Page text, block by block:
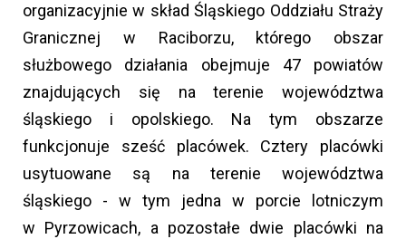
organizacyjnie w skład Śląskiego Oddziału Straży
Granicznej w Raciborzu, którego obszar
służbowego działania obejmuje 47 powiatów
znajdujących się na terenie województwa
śląskiego i opolskiego. Na tym obszarze
funkcjonuje sześć placówek. Cztery placówki
usytuowane są na terenie województwa
śląskiego - w tym jedna w porcie lotniczym
w Pyrzowicach, a pozostałe dwie placówki na